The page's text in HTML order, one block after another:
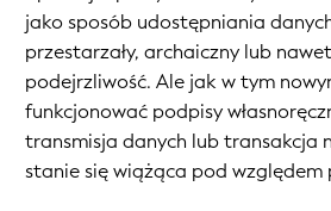
jako sposób udostępniania
przestarzały, archaiczny lub
podejrzliwość. Ale jak w tym
funkcjonować podpisy
transmisja danych lub transakcja
stanie się wiążąca pod względem